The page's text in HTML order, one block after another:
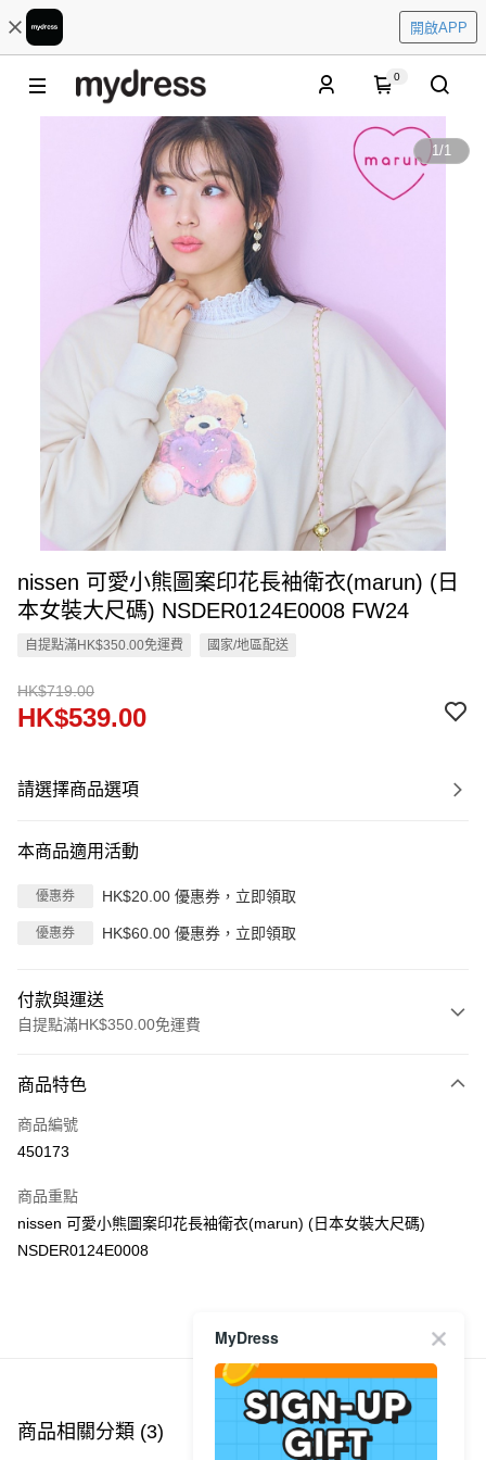
開啟APP
0
1/1
nissen 可愛小熊圖案印花長袖衛衣(marun) (日
本女裝大尺碼) NSDER0124E0008 FW24
自提點滿HK$350.00免運費 國家/地區配送
HK$719.00
HK$539.00
請選擇商品選項
本商品適用活動
優惠券 HK$20.00 優惠券，立即領取
優惠券 HK$60.00 優惠券，立即領取
付款與運送
自提點滿HK$350.00免運費
信用卡
Apple Pay
PayMe
WeChat Pay
每筆HK$40.00，滿HK$350.00或以上免運費
每筆HK$40.00，滿HK$350.00或以上免運費
商品特色
商品編號
450173
商品重點
nissen 可愛小熊圖案印花長袖衛衣(marun) (日本女裝大尺碼)
NSDER0124E0008
商品推薦
商品相關分類 (3)
MyDress